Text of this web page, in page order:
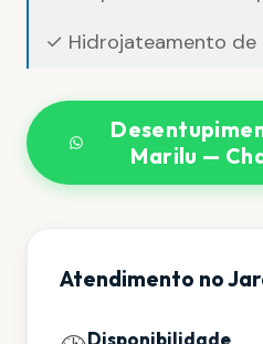
✓ Hidrojateamento de
Marilu —
Atendimento no
Disponibilidade